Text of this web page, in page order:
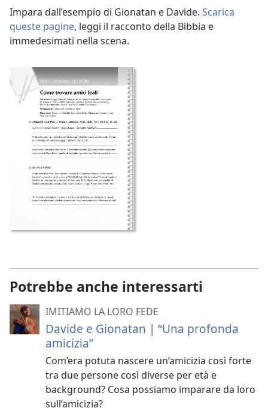
Impara dall’esempio di Gionatan e Davide. Scarica
queste pagine, leggi il racconto della Bibbia e
immedesimati nella scena.
Potrebbe anche interessarti
IMITIAMO LA LORO FEDE
Davide e Gionatan | “Una profonda
amicizia”
Com’era potuta nascere un’amicizia così forte
tra due persone così diverse per età e
background? Cosa possiamo imparare da loro
sull’amicizia?